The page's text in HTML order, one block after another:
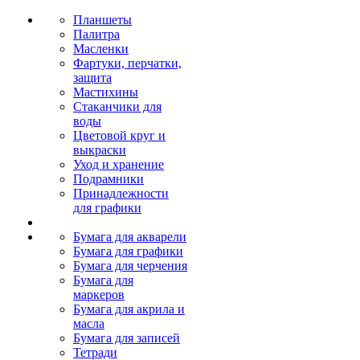
Планшеты
Палитра
Масленки
Фартуки, перчатки,
защита
Мастихины
Стаканчики для
воды
Цветовой круг и
выкраски
Уход и хранение
Подрамники
Принадлежности
для графики
Бумага для акварели
Бумага для графики
Бумага для черчения
Бумага для
маркеров
Бумага для акрила и
масла
Бумага для записей
Тетради